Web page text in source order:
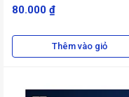
80.000 ₫
Thêm vào giỏ